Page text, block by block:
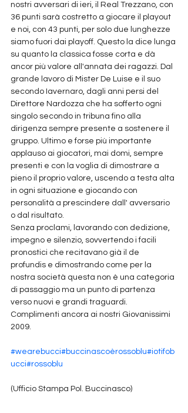
nostri avversari di ieri, il Real Trezzano, con
36 punti sarà costretto a giocare il playout
e noi, con 43 punti, per solo due lunghezze
siamo fuori dai playoff. Questo la dice lunga
su quanto la classica fosse corta e dà
ancor più valore all'annata dei ragazzi. Dal
grande lavoro di Mister De Luise e il suo
secondo Iavernaro, dagli anni persi del
Direttore Nardozza che ha sofferto ogni
singolo secondo in tribuna fino alla
dirigenza sempre presente a sostenere il
gruppo. Ultimo e forse più importante
applauso ai giocatori, mai domi, sempre
presenti e con la voglia di dimostrare a
pieno il proprio valore, uscendo a testa alta
in ogni situazione e giocando con
personalità a prescindere dall' avversario
o dal risultato.
Senza proclami, lavorando con dedizione,
impegno e silenzio, sovvertendo i facili
pronostici che recitavano già il de
profundis e dimostrando come per la
nostra società questa non è una categoria
di passaggio ma un punto di partenza
verso nuovi e grandi traguardi.
Complimenti ancora ai nostri Giovanissimi
2009.
#wearebucci#buccinascoèrossoblu#iotifob
ucci#rossoblu
(Ufficio Stampa Pol. Buccinasco)